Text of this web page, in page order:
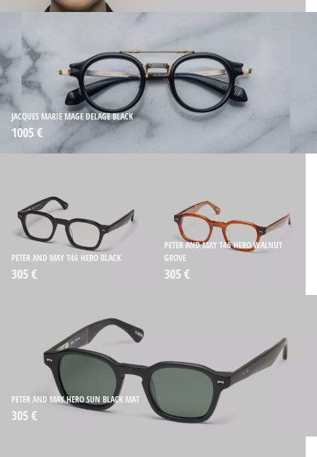
JACQUES MARIE MAGE DELAGE BLACK
1005 €
PETER AND MAY T46 HERO BLACK
305 €
PETER AND MAY T46 HERO WALNUT
GROVE
305 €
PETER AND MAY HERO SUN BLACK MAT
305 €